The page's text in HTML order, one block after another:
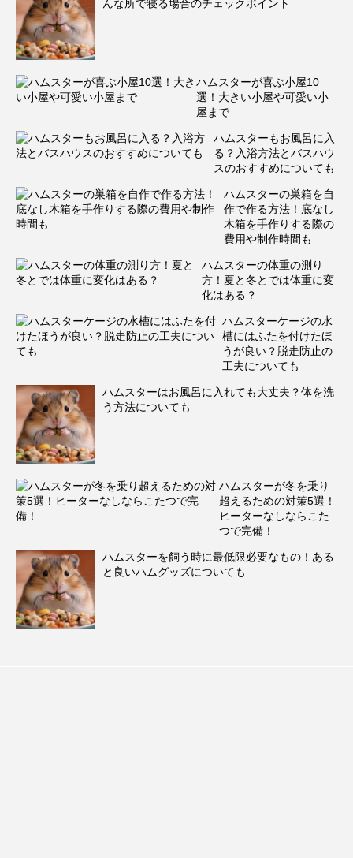
んな所で寝る場合のチェックポイント
ハムスターが喜ぶ小屋10
選！大きい小屋や可愛い小
屋まで
ハムスターもお風呂に入
る？入浴方法とバスハウ
スのおすすめについても
ハムスターの巣箱を自
作で作る方法！底なし
木箱を手作りする際の
費用や制作時間も
ハムスターの体重の測り
方！夏と冬とでは体重に変
化はある？
ハムスターケージの水
槽にはふたを付けたほ
うが良い？脱走防止の
工夫についても
ハムスターはお風呂に入れても大丈夫？体を洗
う方法についても
ハムスターが冬を乗り
超えるための対策5選！
ヒーターなしならこた
つで完備！
ハムスターを飼う時に最低限必要なもの！ある
と良いハムグッズについても